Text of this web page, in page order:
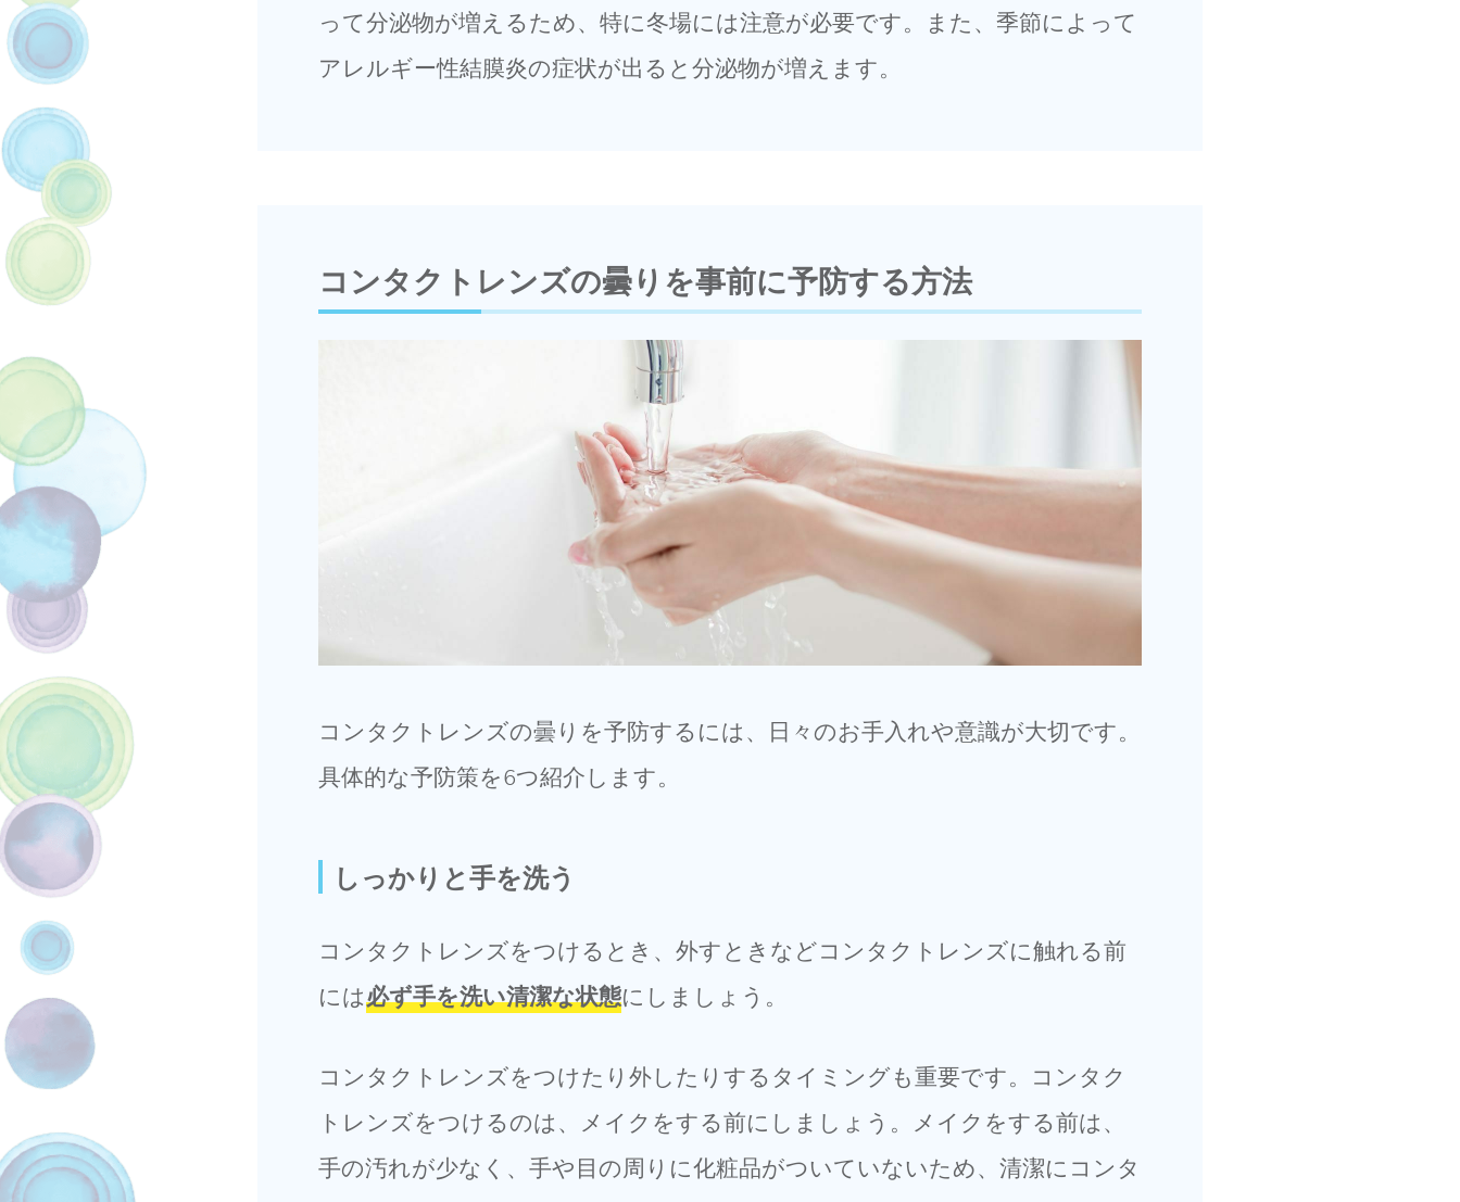
って分泌物が増えるため、特に冬場には注意が必要です。また、季節によって
アレルギー性結膜炎の症状が出ると分泌物が増えます。
コンタクトレンズの曇りを事前に予防する方法
コンタクトレンズの曇りを予防するには、日々のお手入れや意識が大切です。
具体的な予防策を6つ紹介します。
しっかりと手を洗う
コンタクトレンズをつけるとき、外すときなどコンタクトレンズに触れる前
には必ず手を洗い清潔な状態にしましょう。
コンタクトレンズをつけたり外したりするタイミングも重要です。コンタク
トレンズをつけるのは、メイクをする前にしましょう。メイクをする前は、
手の汚れが少なく、手や目の周りに化粧品がついていないため、清潔にコンタ